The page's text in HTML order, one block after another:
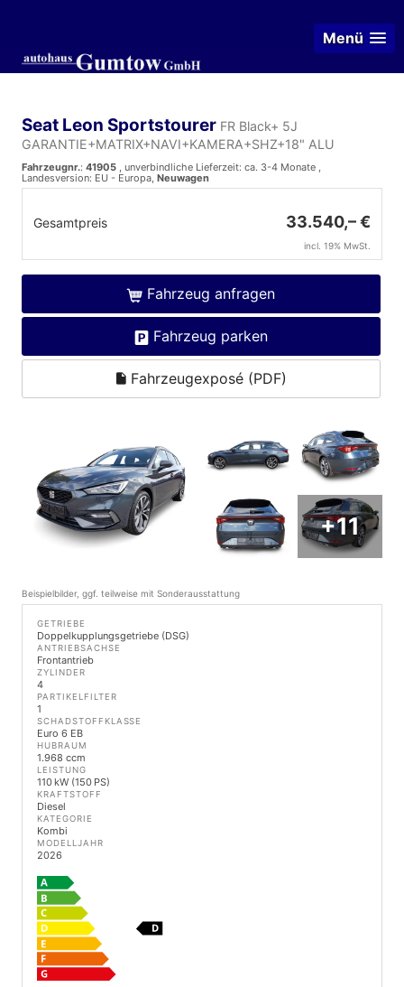
Menü
Seat Leon Sportstourer FR Black+ 5J
GARANTIE+MATRIX+NAVI+KAMERA+SHZ+18" ALU
Fahrzeugnr.: 41905 , unverbindliche Lieferzeit: ca. 3-4 Monate ,
Landesversion: EU - Europa, Neuwagen
Gesamtpreis 33.540,– €
incl. 19% MwSt.
Fahrzeug anfragen
Fahrzeug parken
Fahrzeugexposé (PDF)
+11
Beispielbilder, ggf. teilweise mit Sonderausstattung
GETRIEBE
Doppelkupplungsgetriebe (DSG)
ANTRIEBSACHSE
Frontantrieb
ZYLINDER
4
PARTIKELFILTER
1
SCHADSTOFFKLASSE
Euro 6 EB
HUBRAUM
1.968 ccm
LEISTUNG
110 kW (150 PS)
KRAFTSTOFF
Diesel
KATEGORIE
Kombi
MODELLJAHR
2026